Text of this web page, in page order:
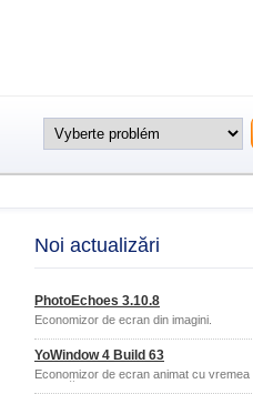
Noi actualizări
PhotoEchoes 3.10.8
Economizor de ecran din imagini.
YoWindow 4 Build 63
Economizor de ecran animat cu vremea
curentă.